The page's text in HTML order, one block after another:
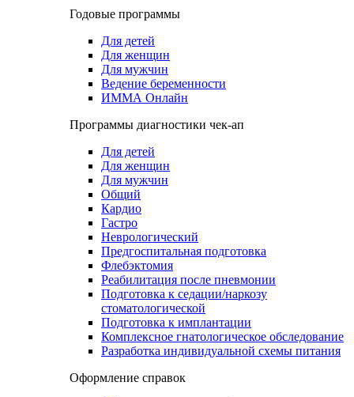
Годовые программы
Для детей
Для женщин
Для мужчин
Ведение беременности
ИММА Онлайн
Программы диагностики чек-ап
Для детей
Для женщин
Для мужчин
Общий
Кардио
Гастро
Неврологический
Предгоспитальная подготовка
Флебэктомия
Реабилитация после пневмонии
Подготовка к седации/наркозу
стоматологической
Подготовка к имплантации
Комплексное гнатологическое обследование
Разработка индивидуальной схемы питания
Оформление справок